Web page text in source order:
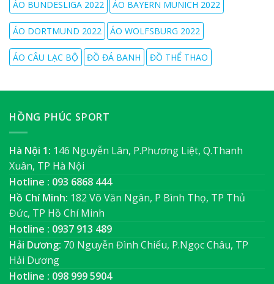
ÁO BUNDESLIGA 2022 ÁO BAYERN MUNICH 2022
ÁO DORTMUND 2022 ÁO WOLFSBURG 2022
ÁO CÂU LẠC BỘ ĐỒ ĐÁ BANH ĐỒ THỂ THAO
HỒNG PHÚC SPORT
Hà Nội 1: 146 Nguyễn Lân, P.Phương Liệt, Q.Thanh
Xuân, TP Hà Nội
Hotline : 093 6868 444
Hồ Chí Minh: 182 Võ Văn Ngân, P Bình Thọ, TP Thủ
Đức, TP Hồ Chí Minh
Hotline : 0937 913 489
Hải Dương: 70 Nguyễn Đình Chiểu, P.Ngọc Châu, TP
Hải Dương
Hotline : 098 999 5904